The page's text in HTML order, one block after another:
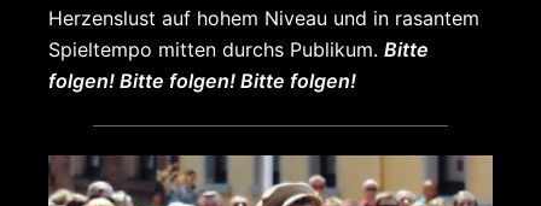
Herzenslust auf hohem Niveau und in rasantem
Spieltempo mitten durchs Publikum. Bitte
folgen! Bitte folgen! Bitte folgen!